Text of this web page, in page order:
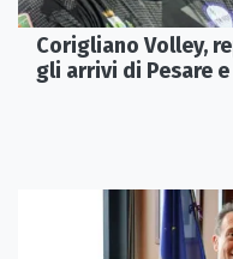
Corigliano Volley,
gli arrivi di Pesare